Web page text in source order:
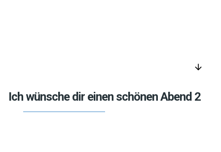
arrow_downward
Ich wünsche dir einen schönen Abend 2